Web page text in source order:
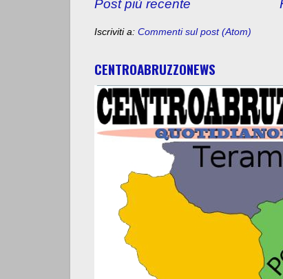
Post più recente
Iscriviti a: Commenti sul post (Atom)
CENTROABRUZZONEWS